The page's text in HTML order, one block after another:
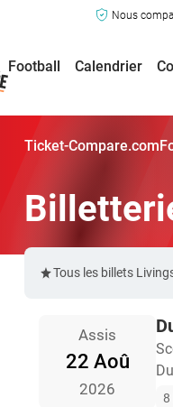
Nous
Football Calendrier
Ticket-Compare.com
Tous les billets
Assis
22 Aoû
2026